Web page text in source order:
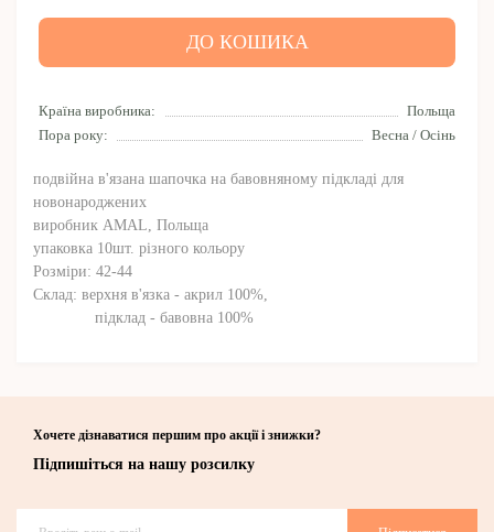
Країна виробника:
Польща
Пора року:
Весна / Осінь
подвійна в'язана шапочка на бавовняному підкладі для
новонароджених
виробник AMAL, Польща
упаковка 10шт. різного кольору
Розміри: 42-44
Склад: верхня в'язка - акрил 100%,
підклад - бавовна 100%
ДО КОШИКА
Хочете дізнаватися першим про акції і знижки?
Підпишіться на нашу розсилку